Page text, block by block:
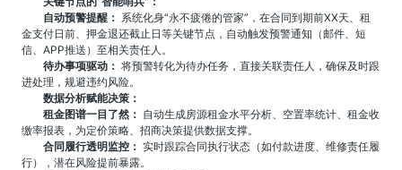
自动预警提醒： 系统化身“永不疲倦的管家”，在合同到期前XX天、租
金支付日前、押金退还截止日等关键节点，自动触发预警通知（邮件、短
信、APP推送）至相关责任人。
待办事项驱动： 将预警转化为待办任务，直接关联责任人，确保及时跟
进处理，规避违约风险。
数据分析赋能决策：
租金图谱一目了然： 自动生成房源租金水平分析、空置率统计、租金收
缴率报表，为定价策略、招商决策提供数据支撑。
合同履行透明监控： 实时跟踪合同执行状态（如付款进度、维修责任履
行），潜在风险提前暴露。